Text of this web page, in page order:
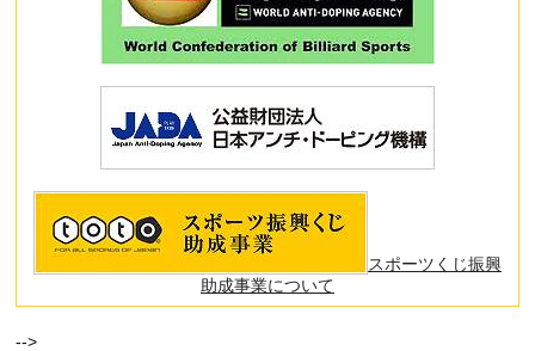
スポーツくじ振興
助成事業について
-->